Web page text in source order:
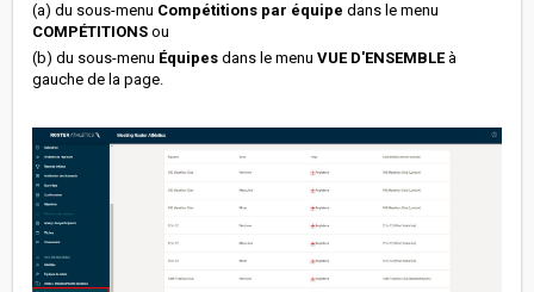
(a) du sous-menu Compétitions par équipe dans le menu
COMPÉTITIONS ou
(b) du sous-menu Équipes dans le menu VUE D'ENSEMBLEà
gauche de la page.